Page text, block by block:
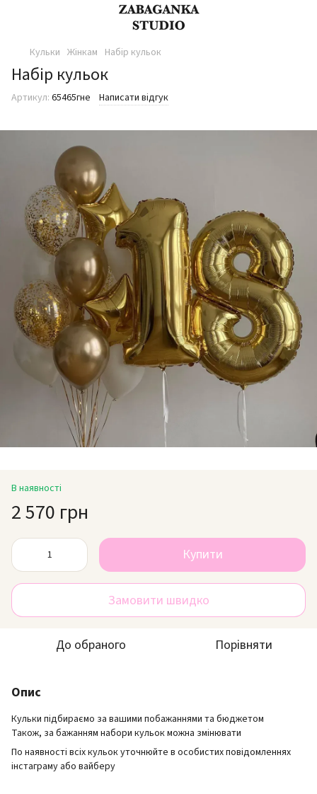
Кульки Жінкам Набір кульок
Набір кульок
Артикул: 65465гне Написати відгук
В наявності
2 570 грн
Купити
Замовити швидко
До обраного Порівняти
Опис
Кульки підбираємо за вашими побажаннями та бюджетом
Також, за бажанням набори кульок можна змінювати
По наявності всіх кульок уточнюйте в особистих повідомленнях
інстаграму або вайберу